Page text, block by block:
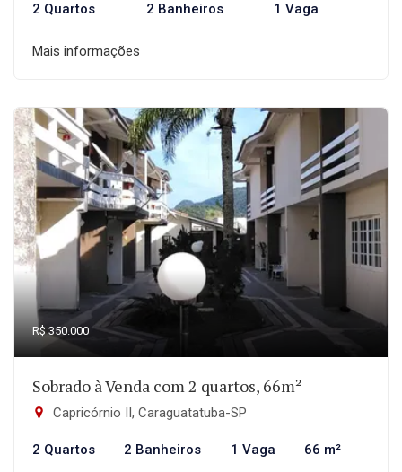
2 Quartos 2 Banheiros 1 Vaga
Mais informações
R$ 350.000
Sobrado à Venda com 2 quartos, 66m²
Capricórnio II, Caraguatatuba-SP
2 Quartos 2 Banheiros 1 Vaga 66 m²